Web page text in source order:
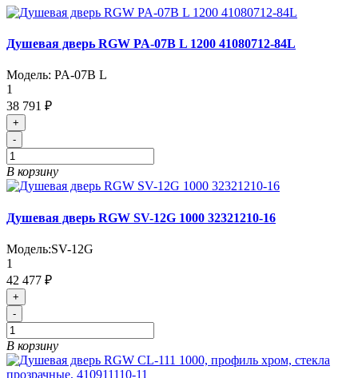
Душевая дверь RGW PA-07B L 1200 41080712-84L
Модель: PA-07B L
1
38 791 ₽
+
-
В корзину
Душевая дверь RGW SV-12G 1000 32321210-16
Модель:SV-12G
1
42 477 ₽
+
-
В корзину